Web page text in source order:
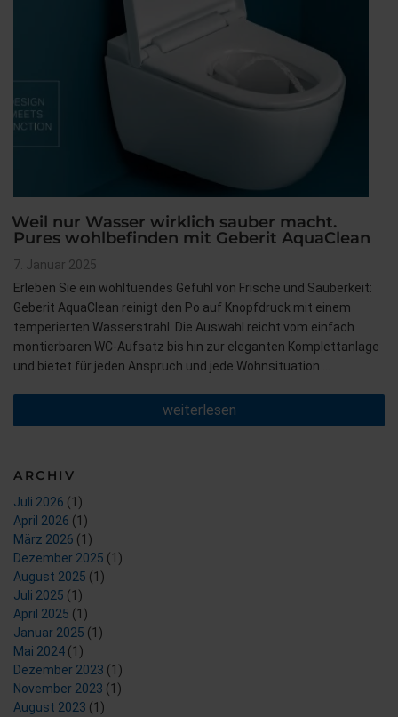
Weil nur Wasser wirklich sauber macht.
Pures wohlbefinden mit Geberit AquaClean
Veröffentlicht
am
7. Januar 2025
Erleben Sie ein wohltuendes Gefühl von Frische und Sauberkeit:
Geberit AquaClean reinigt den Po auf Knopfdruck mit einem
temperierten Wasserstrahl. Die Auswahl reicht vom einfach
montierbaren WC-Aufsatz bis hin zur eleganten Komplettanlage
und bietet für jeden Anspruch und jede Wohnsituation …
„Weil
nur
weiterlesen
ARCHIV
Juli 2026 (1)
April 2026 (1)
März 2026 (1)
Dezember 2025 (1)
August 2025 (1)
Juli 2025 (1)
April 2025 (1)
Januar 2025 (1)
Mai 2024 (1)
Dezember 2023 (1)
November 2023 (1)
August 2023 (1)